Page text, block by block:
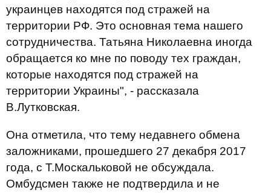
украинцев находятся под стражей на
территории РФ. Это основная тема нашего
сотрудничества. Татьяна Николаевна иногда
обращается ко мне по поводу тех граждан,
которые находятся под стражей на
территории Украины", - рассказала
В.Лутковская.
Она отметила, что тему недавнего обмена
заложниками, прошедшего 27 декабря 2017
года, с Т.Москальковой не обсуждала.
Омбудсмен также не подтвердила и не